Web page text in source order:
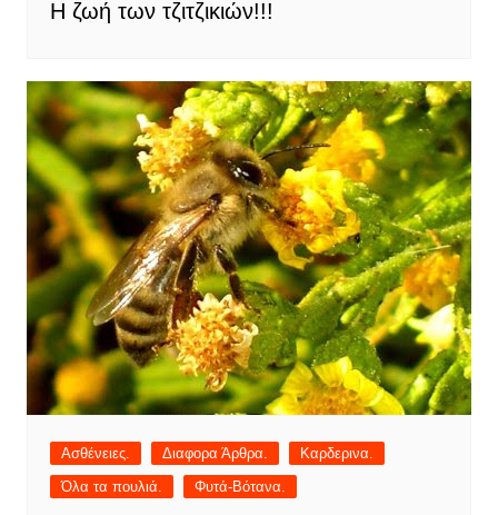
Η ζωή των τζιτζικιών!!!
Ασθένειες. Διαφορα Άρθρα.
Καρδερινα.
Όλα τα πουλιά.
Φυτά-Βότανα.